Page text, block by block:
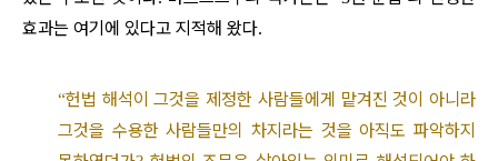
효과는 여기에 있다고 지적해 왔다.
“헌법 해석이 그것을 제정한 사람들에게 맡겨진 것이 아니라
그것을 수용한 사람들만의 차지라는 것을 아직도 파악하지